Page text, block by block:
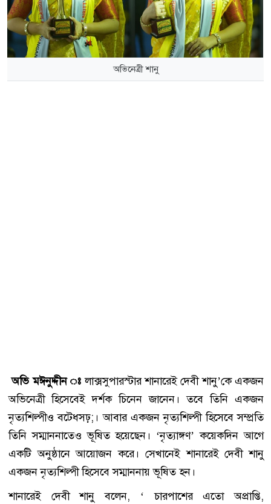
অভিনেত্রী শানু
অভি মঈনুদ্দীন ঃ লাক্সসুপারস্টার শানারেই দেবী শানু’কে একজন
অভিনেত্রী হিসেবেই দর্শক চিনেন জানেন। তবে তিনি একজন
নৃত্যশিল্পীও বট্ধেসঢ়;। আবার একজন নৃত্যশিল্পী হিসেবে সম্প্রতি
তিনি সম্মাননাতেও ভূষিত হয়েছেন। ‘নৃত্যাঙ্গণ’ কয়েকদিন আগে
একটি অনুষ্ঠানে আয়োজন করে। সেখানেই শানারেই দেবী শানু
একজন নৃত্যশিল্পী হিসেবে সম্মাননায় ভূষিত হন।
শানারেই দেবী শানু বলেন, ‘ চারপাশের এতো অপ্রাপ্তি,